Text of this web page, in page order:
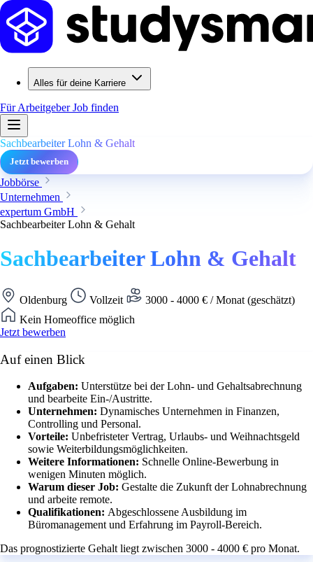
Alles für deine Karriere
Für ArbeitgeberJob finden
Sachbearbeiter Lohn & Gehalt
Jetzt bewerben
Jobbörse
Unternehmen
expertum GmbH
Sachbearbeiter Lohn & Gehalt
Sachbearbeiter Lohn & Gehalt
Oldenburg Vollzeit
3000 - 4000 € / Monat (geschätzt)
Kein Homeoffice möglich
Jetzt bewerben
Auf einen Blick
Aufgaben: Unterstütze bei der Lohn- und Gehaltsabrechnung
und bearbeite Ein-/Austritte.
Unternehmen: Dynamisches Unternehmen in Finanzen,
Controlling und Personal.
Vorteile: Unbefristeter Vertrag, Urlaubs- und Weihnachtsgeld
sowie Weiterbildungsmöglichkeiten.
Weitere Informationen: Schnelle Online-Bewerbung in
wenigen Minuten möglich.
Warum dieser Job: Gestalte die Zukunft der Lohnabrechnung
und arbeite remote.
Qualifikationen: Abgeschlossene Ausbildung im
Büromanagement und Erfahrung im Payroll-Bereich.
Das prognostizierte Gehalt liegt zwischen 3000 - 4000 € pro Monat.